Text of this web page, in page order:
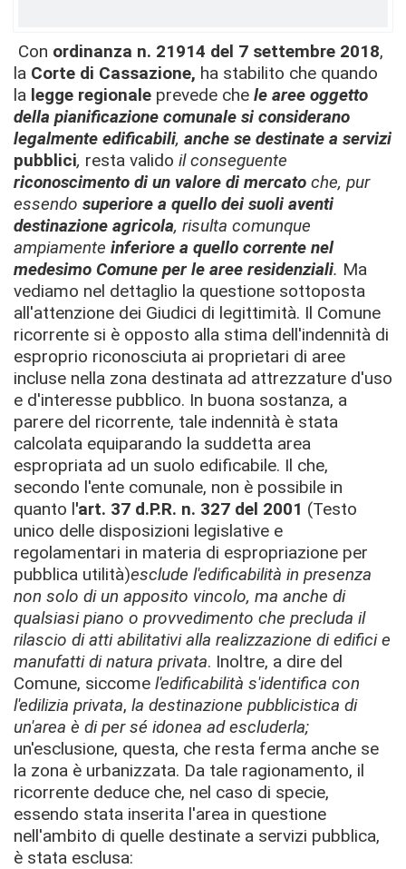
Con ordinanza n. 21914 del 7 settembre 2018,
la Corte di Cassazione, ha stabilito che quando
la legge regionale prevede che le aree oggetto
della pianificazione comunale si considerano
legalmente edificabili, anche se destinate a servizi
pubblici, resta valido il conseguente
riconoscimento di un valore di mercato che, pur
essendo superiore a quello dei suoli aventi
destinazione agricola, risulta comunque
ampiamente inferiore a quello corrente nel
medesimo Comune per le aree residenziali. Ma
vediamo nel dettaglio la questione sottoposta
all'attenzione dei Giudici di legittimità. Il Comune
ricorrente si è opposto alla stima dell'indennità di
esproprio riconosciuta ai proprietari di aree
incluse nella zona destinata ad attrezzature d'uso
e d'interesse pubblico. In buona sostanza, a
parere del ricorrente, tale indennità è stata
calcolata equiparando la suddetta area
espropriata ad un suolo edificabile. Il che,
secondo l'ente comunale, non è possibile in
quanto l'art. 37 d.P.R. n. 327 del 2001 (Testo
unico delle disposizioni legislative e
regolamentari in materia di espropriazione per
pubblica utilità)esclude l'edificabilità in presenza
non solo di un apposito vincolo, ma anche di
qualsiasi piano o provvedimento che precluda il
rilascio di atti abilitativi alla realizzazione di edifici e
manufatti di natura privata. Inoltre, a dire del
Comune, siccome l'edificabilità s'identifica con
l'edilizia privata, la destinazione pubblicistica di
un'area è di per sé idonea ad escluderla;
un'esclusione, questa, che resta ferma anche se
la zona è urbanizzata. Da tale ragionamento, il
ricorrente deduce che, nel caso di specie,
essendo stata inserita l'area in questione
nell'ambito di quelle destinate a servizi pubblica,
è stata esclusa: